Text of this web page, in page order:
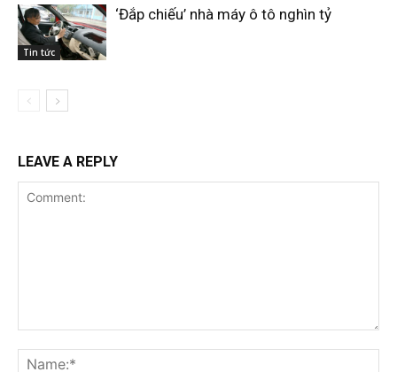
Tin tức
‘Đắp chiếu’ nhà máy ô tô nghìn tỷ
LEAVE A REPLY